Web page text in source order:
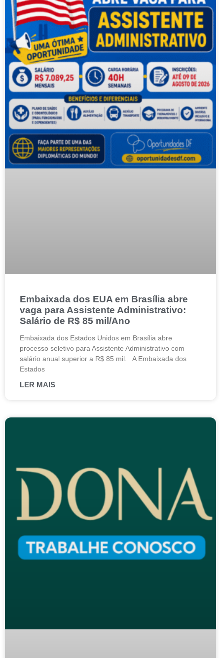
Embaixada dos EUA em Brasília abre
vaga para Assistente Administrativo:
Salário de R$ 85 mil/Ano
Embaixada dos Estados Unidos em Brasília abre
processo seletivo para Assistente Administrativo com
salário anual superior a R$ 85 mil. A Embaixada dos
Estados
LER MAIS